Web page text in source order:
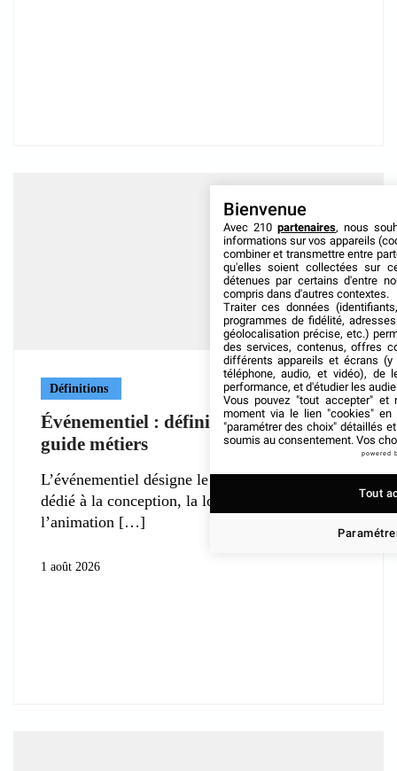
Définitions
Événementiel : définition, enjeux et
guide métiers
L’événementiel désigne le secteur professionnel
dédié à la conception, la logistique et
l’animation
1 août 2026
Bienvenue
Avec 210 partenaires, nous
informations sur vos appareils
combiner et transmettre entre
qu'elles soient collectées sur
détenues par certains d'entre
compris dans d'autres contextes.
Traiter ces données
programmes de fidélité,
géolocalisation précise, etc.)
des services, contenus, offres
différents appareils et écrans (y
téléphone, audio, et vidéo), de
performance, et d'étudier les
Vous pouvez "tout accepter" et
moment via le lien "cookies" en
"paramétrer des choix" détaillés
soumis au consentement. Vos
powered
Tout